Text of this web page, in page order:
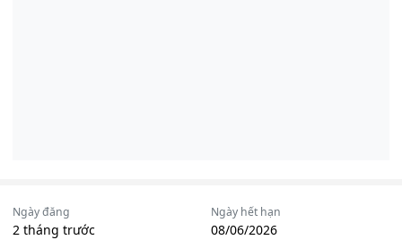
Ngày đăng
2 tháng trước
Ngày hết hạn
08/06/2026